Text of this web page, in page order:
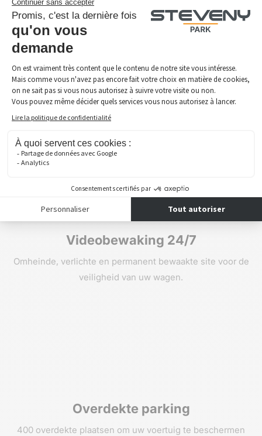
Afzetten aan de terminal en ophalen bij terugkeer, zelfs
als uw vlucht vertraging heeft.
Fotografische plaatsbeschrijving
en vertrek van uw voertuig.
Videobewaking 24/7
Omheinde, verlichte en permanent bewaakte site voor de
veiligheid van uw wagen.
Overdekte parking
400 overdekte plaatsen om uw voertuig te beschermen